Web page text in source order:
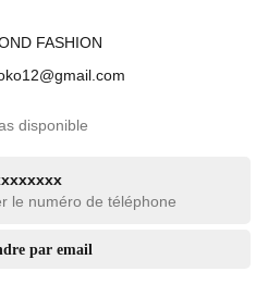
FASHION
disponible
le numéro de téléphone
par email